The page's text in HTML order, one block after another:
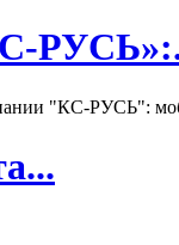
"КС-РУСЬ":